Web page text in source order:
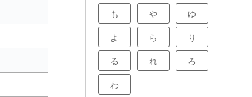
も や ゆ
よ ら り
る れ ろ
わ